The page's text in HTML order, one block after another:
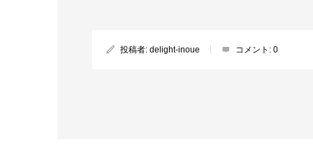
投稿者: delight-inoue コメント: 0